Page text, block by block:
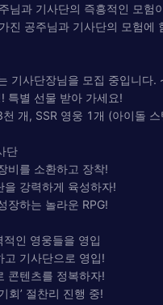
님과 기사단의 즉흥적인 모험
진 공주님과 기사단의 모험에
기사단장님을 모집 중입니다.
특별 선물 받아 가세요!
개, SSR 영웅 1개 (아이돌
단
비를 소환하고 장착!
을 강력하게 육성하자!
장하는 놀라운 RPG!
인 영웅들을 영입
고 기사단으로 영입!
콘텐츠를 정복하자!
회’ 절찬리 진행 중!